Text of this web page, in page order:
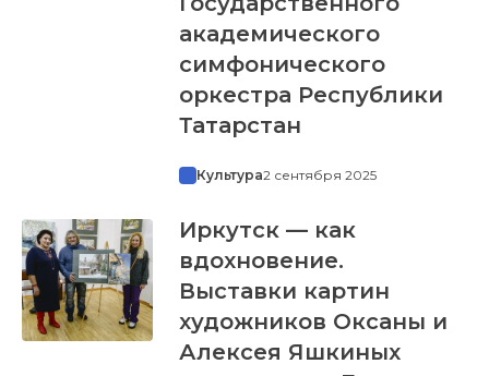
академического
симфонического
оркестра Республики
Татарстан
Культура2 сентября 2025
Иркутск — как
вдохновение.
Выставки картин
художников Оксаны и
Алексея Яшкиных